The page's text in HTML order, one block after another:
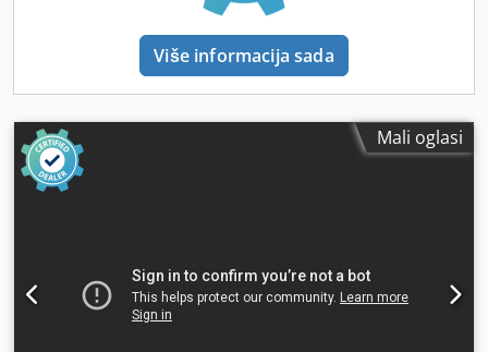
Više informacija sada
Mali oglasi